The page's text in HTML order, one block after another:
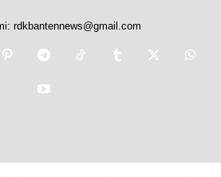
rdkbantennews@gmail.com